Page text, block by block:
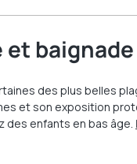
baignade
des plus belles
et son exposition
des enfants en bas âge.